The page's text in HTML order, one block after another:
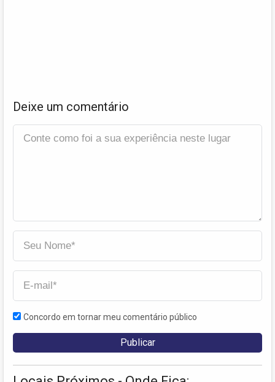
Deixe um comentário
Concordo em tornar meu comentário público